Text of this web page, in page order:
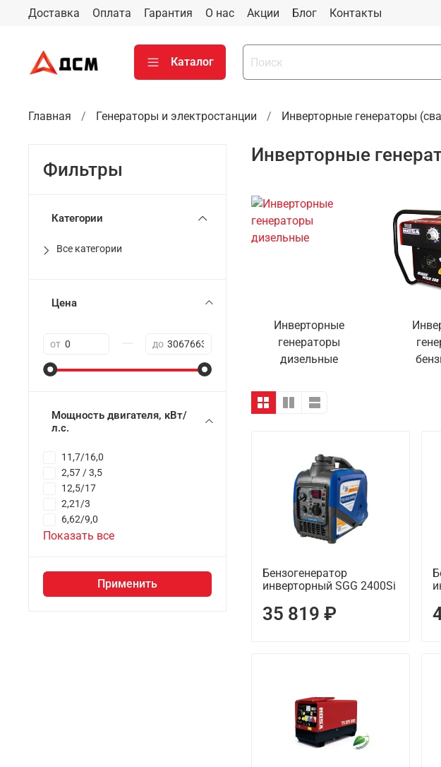
Доставка Оплата Гарантия О нас Акции Блог Контакты
Каталог
Главная Генераторы и электростанции Инверторные генераторы
Инверторные
Инверторные
генераторы
дизельные
Бензогенератор
инверторный SGG 2400Si
35 819 ₽
Фильтры
Категории
Все категории
Цена
от до
Мощность двигателя, кВт/
л.с.
11,7/16,0
2,57 / 3,5
12,5/17
2,21/3
6,62/9,0
Показать все
Применить